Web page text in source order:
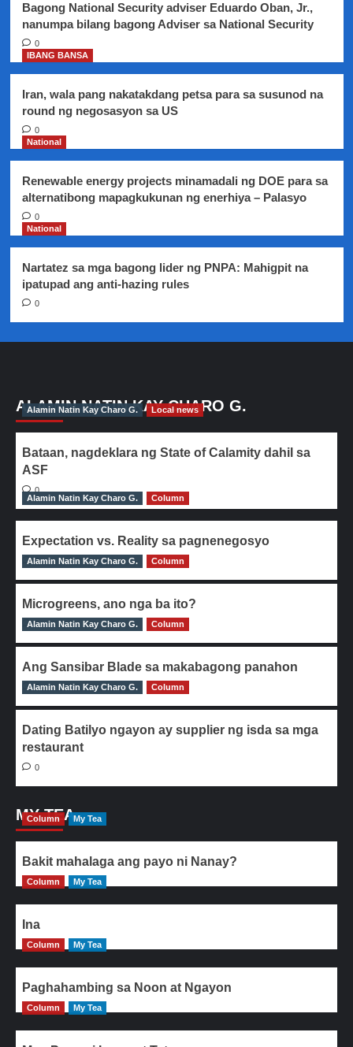
Bagong National Security adviser Eduardo Oban, Jr.,
nanumpa bilang bagong Adviser sa National Security
0
IBANG BANSA
Iran, wala pang nakatakdang petsa para sa susunod na
round ng negosasyon sa US
0
National
Renewable energy projects minamadali ng DOE para sa
alternatibong mapagkukunan ng enerhiya – Palasyo
0
National
Nartatez sa mga bagong lider ng PNPA: Mahigpit na
ipatupad ang anti-hazing rules
0
ALAMIN NATIN KAY CHARO G.
Alamin Natin Kay Charo G. Local news
Bataan, nagdeklara ng State of Calamity dahil sa
ASF
0
Alamin Natin Kay Charo G.
Column
Expectation vs. Reality sa pagnenegosyo
0
Alamin Natin Kay Charo G. Column
Microgreens, ano nga ba ito?
0
Alamin Natin Kay Charo G. Column
Ang Sansibar Blade sa makabagong panahon
0
Alamin Natin Kay Charo G. Column
Dating Batilyo ngayon ay supplier ng isda sa mga
restaurant
0
MY TEA
Column My Tea
Bakit mahalaga ang payo ni Nanay?
Column My Tea
Ina
Column My Tea
Paghahambing sa Noon at Ngayon
Column My Tea